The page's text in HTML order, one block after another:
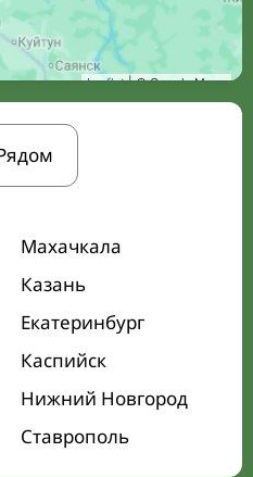
Leaflet| © Google Maps
Махачкала
Казань
Екатеринбург
Каспийск
Нижний Новгород
Ставрополь